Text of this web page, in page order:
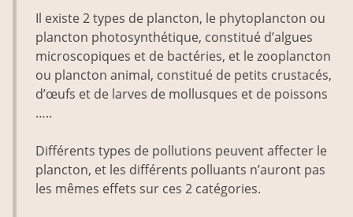
Il existe 2 types de plancton, le phytoplancton ou
plancton photosynthétique, constitué d’algues
microscopiques et de bactéries, et le zooplancton
ou plancton animal, constitué de petits crustacés,
d’œufs et de larves de mollusques et de poissons
…..
Différents types de pollutions peuvent affecter le
plancton, et les différents polluants n’auront pas
les mêmes effets sur ces 2 catégories.